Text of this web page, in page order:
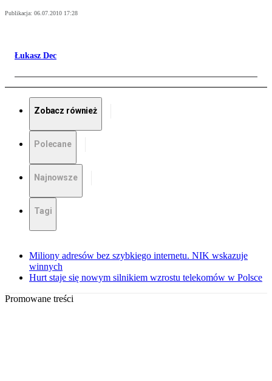
Publikacja: 06.07.2010 17:28
Łukasz Dec
Zobacz również
Polecane
Najnowsze
Tagi
Miliony adresów bez szybkiego internetu. NIK wskazuje
winnych
Hurt staje się nowym silnikiem wzrostu telekomów w Polsce
Promowane treści